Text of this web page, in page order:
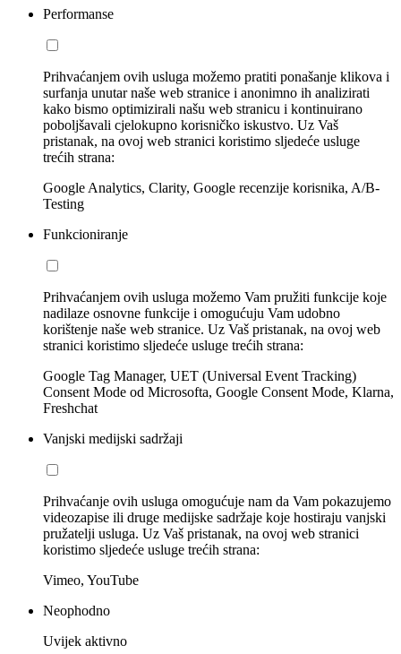
Performanse
Prihvaćanjem ovih usluga možemo pratiti ponašanje klikova i
surfanja unutar naše web stranice i anonimno ih analizirati
kako bismo optimizirali našu web stranicu i kontinuirano
poboljšavali cjelokupno korisničko iskustvo. Uz Vaš
pristanak, na ovoj web stranici koristimo sljedeće usluge
trećih strana:
Google Analytics, Clarity, Google recenzije korisnika, A/B-
Testing
Funkcioniranje
Prihvaćanjem ovih usluga možemo Vam pružiti funkcije koje
nadilaze osnovne funkcije i omogućuju Vam udobno
korištenje naše web stranice. Uz Vaš pristanak, na ovoj web
stranici koristimo sljedeće usluge trećih strana:
Google Tag Manager, UET (Universal Event Tracking)
Consent Mode od Microsofta, Google Consent Mode, Klarna,
Freshchat
Vanjski medijski sadržaji
Prihvaćanje ovih usluga omogućuje nam da Vam pokazujemo
videozapise ili druge medijske sadržaje koje hostiraju vanjski
pružatelji usluga. Uz Vaš pristanak, na ovoj web stranici
koristimo sljedeće usluge trećih strana:
Vimeo, YouTube
Neophodno
Uvijek aktivno